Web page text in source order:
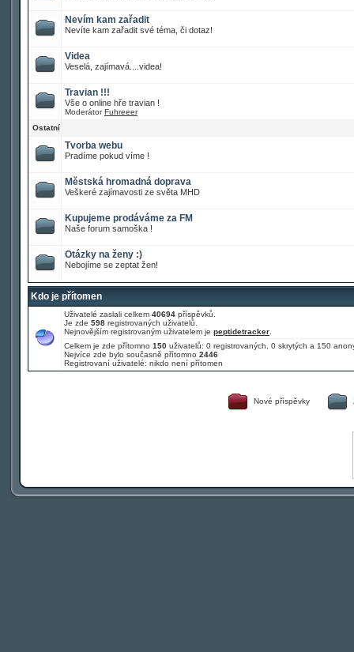
Nevím kam zařadit
Nevíte kam zařadit své téma, či dotaz!
Videa
Veselá, zajímavá....videa!
Travian !!!
Vše o online hře travian !
ModerátorFuhreeer
Ostatní
Tvorba webu
Pradíme pokud víme !
Městská hromadná doprava
Veškeré zajímavosti ze světa MHD
Kupujeme prodáváme za FM
Naše forum samoška !
Otázky na ženy :)
Nebojíme se zeptat žen!
Kdo je přítomen
Uživatelé zaslali celkem 40694 příspěvků.
Je zde 598 registrovaných uživatelů.
Nejnovějším registrovaným uživatelem je peptidetracker
Celkem je zde přítomno 150 uživatelů: 0 registrovaných, 0 skrytých a 150
Nejvíce zde bylo současně přítomno 2446
Registrovaní uživatelé: nikdo není přítomen
Nové příspěvky